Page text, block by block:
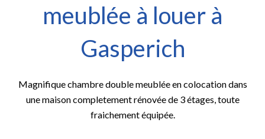
meublée à louer à
Gasperich
Magnifique chambre double meublée en colocation dans
une maison completement rénovée de 3 étages, toute
fraichement équipée.